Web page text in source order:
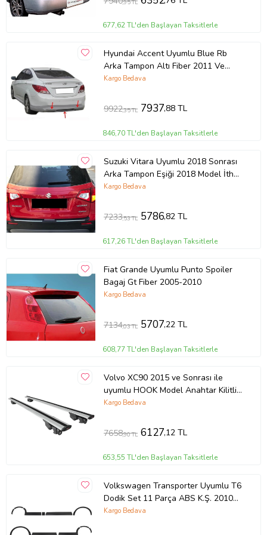
,95 TL
677,62 TL'den Başlayan Taksitlerle
Hyundai Accent Uyumlu Blue Rb
Arka Tampon Altı Fiber 2011 Ve
Sonrası
Kargo Bedava
9922,35 TL 7937,88 TL
846,70 TL'den Başlayan Taksitlerle
Suzuki Vitara Uyumlu 2018 Sonrası
Arka Tampon Eşiği 2018 Model İthal
Üründür
Kargo Bedava
7233,53 TL 5786,82 TL
617,26 TL'den Başlayan Taksitlerle
Fiat Grande Uyumlu Punto Spoiler
Bagaj Gt Fiber 2005-2010
Kargo Bedava
7134,03 TL 5707,22 TL
608,77 TL'den Başlayan Taksitlerle
Volvo XC90 2015 ve Sonrası ile
uyumlu HOOK Model Anahtar Kilitli
Ara Atkı Tavan Barı GRİ
Kargo Bedava
7658,90 TL 6127,12 TL
653,55 TL'den Başlayan Taksitlerle
Volkswagen Transporter Uyumlu T6
Dodik Set 11 Parça ABS K.Ş. 2010
2014 Model Aras
Kargo Bedava